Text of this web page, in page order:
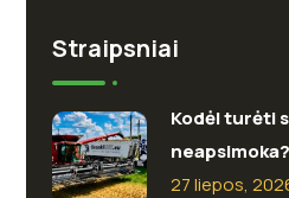
Straipsniai
Kodėl turėti
neapsimoka?
27 liepos,